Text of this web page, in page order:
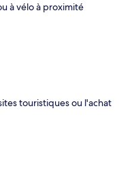
à vélo à proximité
touristiques ou l'achat